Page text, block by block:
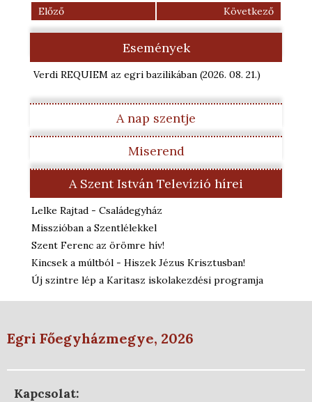
Előző
Következő
Események
Verdi REQUIEM az egri bazilikában (2026. 08. 21.)
A nap szentje
Miserend
A Szent István Televízió hírei
Lelke Rajtad - Családegyház
Misszióban a Szentlélekkel
Szent Ferenc az örömre hív!
Kincsek a múltból - Hiszek Jézus Krisztusban!
Új szintre lép a Karitasz iskolakezdési programja
Egri Főegyházmegye, 2026
Kapcsolat: